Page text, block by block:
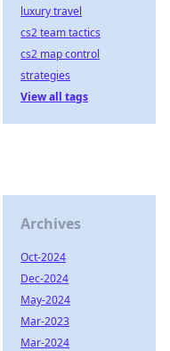
luxury travel
cs2 team tactics
cs2 map control
strategies
View all tags
Archives
Oct-2024
Dec-2024
May-2024
Mar-2023
Mar-2024